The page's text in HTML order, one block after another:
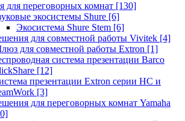
для переговорных комнат [130]
экосистемы Shure [6]
Экосистема Shure Stem [6]
для совместной работы Vivitek [4]
для совместной работы Extron [1]
система презентации Barco
[12]
презентации Extron серии HC и
[3]
для переговорных комнат Yamaha